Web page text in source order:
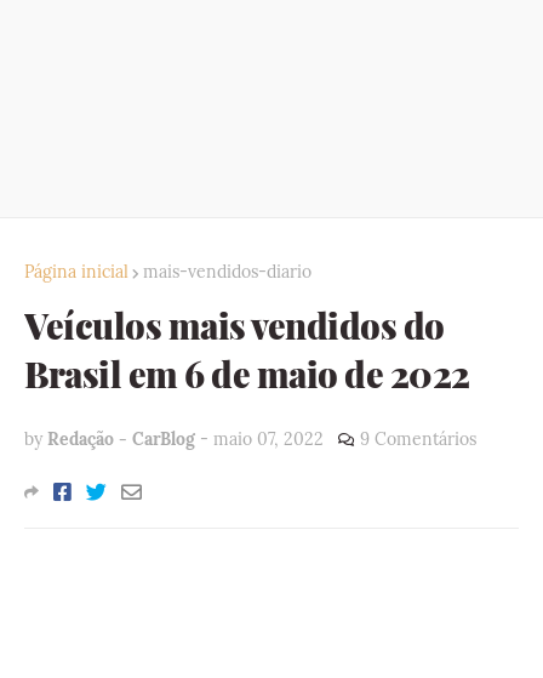
Página inicial mais-vendidos-diario
Veículos mais vendidos do
Brasil em 6 de maio de 2022
by Redação - CarBlog - maio 07, 2022 9 Comentários